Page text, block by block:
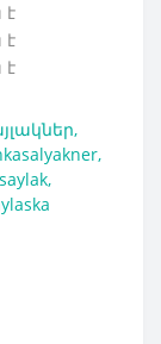
է
է
է
,
,
,